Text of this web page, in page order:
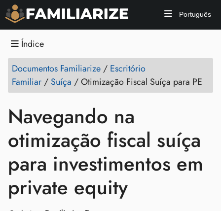
Português
Índice
Documentos Familiarize / Escritório
Familiar / Suíça /Otimização Fiscal Suíça para PE
Navegando na
otimização fiscal suíça
para investimentos em
private equity